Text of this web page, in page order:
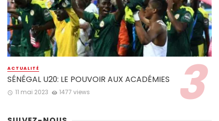
ACTUALITÉ
SÉNÉGAL U20: LE POUVOIR AUX ACADÉMIES
11 mai 2023 1477 views